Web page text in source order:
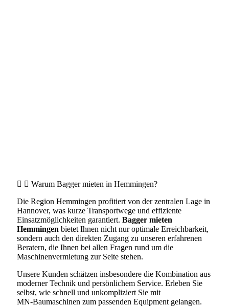
Warum Bagger mieten in Hemmingen?
Die Region Hemmingen profitiert von der zentralen Lage in
Hannover, was kurze Transportwege und effiziente
Einsatzmöglichkeiten garantiert. Bagger mieten
Hemmingen bietet Ihnen nicht nur optimale Erreichbarkeit,
sondern auch den direkten Zugang zu unseren erfahrenen
Beratern, die Ihnen bei allen Fragen rund um die
Maschinenvermietung zur Seite stehen.
Unsere Kunden schätzen insbesondere die Kombination aus
moderner Technik und persönlichem Service. Erleben Sie
selbst, wie schnell und unkompliziert Sie mit
MN‑Baumaschinen zum passenden Equipment gelangen.